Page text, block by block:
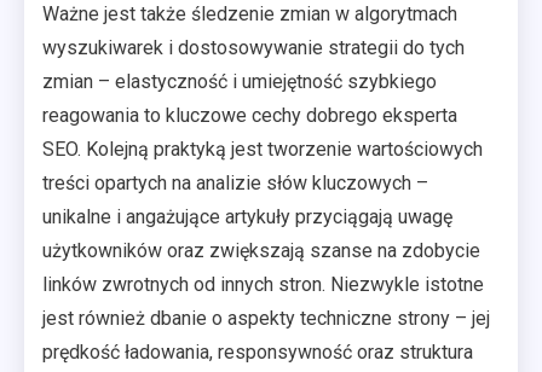
Ważne jest także śledzenie zmian w algorytmach
wyszukiwarek i dostosowywanie strategii do tych
zmian – elastyczność i umiejętność szybkiego
reagowania to kluczowe cechy dobrego eksperta
SEO. Kolejną praktyką jest tworzenie wartościowych
treści opartych na analizie słów kluczowych –
unikalne i angażujące artykuły przyciągają uwagę
użytkowników oraz zwiększają szanse na zdobycie
linków zwrotnych od innych stron. Niezwykle istotne
jest również dbanie o aspekty techniczne strony – jej
prędkość ładowania, responsywność oraz struktura